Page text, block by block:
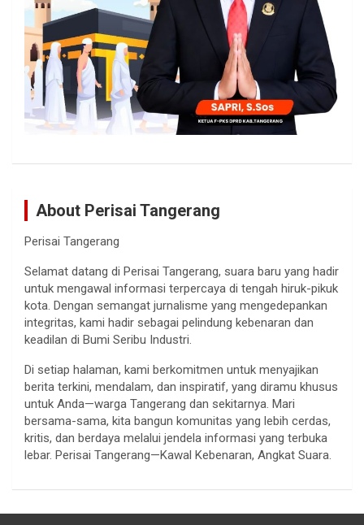
About Perisai Tangerang
Perisai Tangerang
Selamat datang di Perisai Tangerang, suara baru yang hadir
untuk mengawal informasi terpercaya di tengah hiruk-pikuk
kota. Dengan semangat jurnalisme yang mengedepankan
integritas, kami hadir sebagai pelindung kebenaran dan
keadilan di Bumi Seribu Industri.
Di setiap halaman, kami berkomitmen untuk menyajikan
berita terkini, mendalam, dan inspiratif, yang diramu khusus
untuk Anda—warga Tangerang dan sekitarnya. Mari
bersama-sama, kita bangun komunitas yang lebih cerdas,
kritis, dan berdaya melalui jendela informasi yang terbuka
lebar. Perisai Tangerang—Kawal Kebenaran, Angkat Suara.